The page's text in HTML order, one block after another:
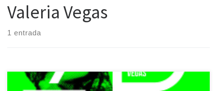
Valeria Vegas
1 entrada